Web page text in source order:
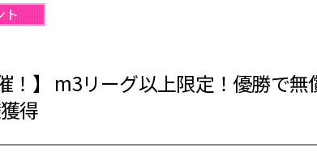
ト
催！】 m3リーグ以上限定！優勝で
得